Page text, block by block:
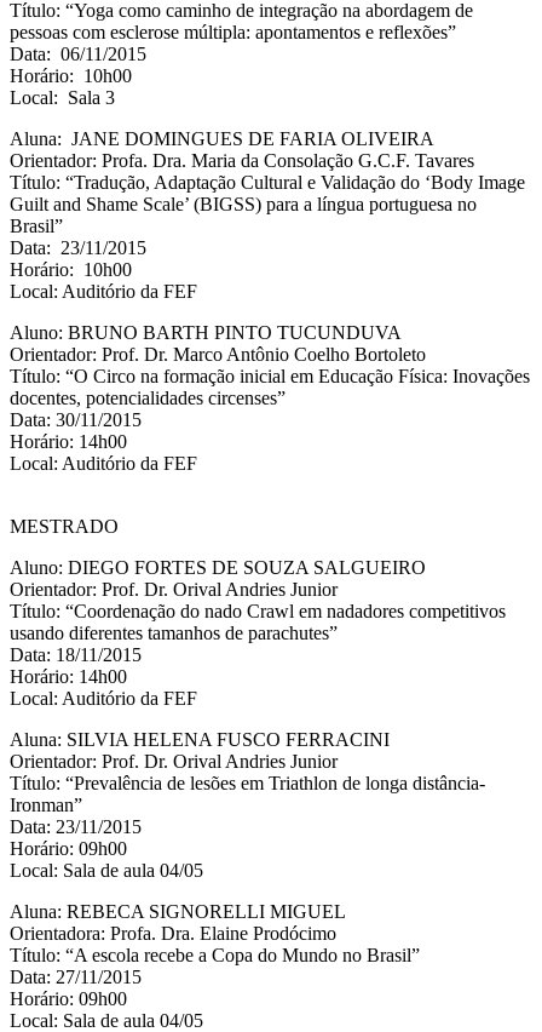
Título: “Yoga como caminho de integração na abordagem de
pessoas com esclerose múltipla: apontamentos e reflexões”
Data: 06/11/2015
Horário: 10h00
Local: Sala 3
Aluna: JANE DOMINGUES DE FARIA OLIVEIRA
Orientador: Profa. Dra. Maria da Consolação G.C.F. Tavares
Título: “Tradução, Adaptação Cultural e Validação do ‘Body Image
Guilt and Shame Scale’ (BIGSS) para a língua portuguesa no
Brasil”
Data: 23/11/2015
Horário: 10h00
Local: Auditório da FEF
Aluno: BRUNO BARTH PINTO TUCUNDUVA
Orientador: Prof. Dr. Marco Antônio Coelho Bortoleto
Título: “O Circo na formação inicial em Educação Física: Inovações
docentes, potencialidades circenses”
Data: 30/11/2015
Horário: 14h00
Local: Auditório da FEF
MESTRADO
Aluno: DIEGO FORTES DE SOUZA SALGUEIRO
Orientador: Prof. Dr. Orival Andries Junior
Título: “Coordenação do nado Crawl em nadadores competitivos
usando diferentes tamanhos de parachutes”
Data: 18/11/2015
Horário: 14h00
Local: Auditório da FEF
Aluna: SILVIA HELENA FUSCO FERRACINI
Orientador: Prof. Dr. Orival Andries Junior
Título: “Prevalência de lesões em Triathlon de longa distância-
Ironman”
Data: 23/11/2015
Horário: 09h00
Local: Sala de aula 04/05
Aluna: REBECA SIGNORELLI MIGUEL
Orientadora: Profa. Dra. Elaine Prodócimo
Título: “A escola recebe a Copa do Mundo no Brasil”
Data: 27/11/2015
Horário: 09h00
Local: Sala de aula 04/05